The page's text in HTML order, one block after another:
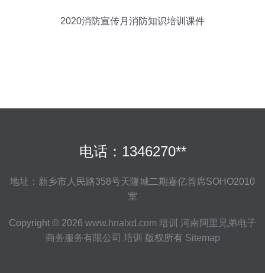
2020消防宣传月消防知识培训课件
电话：1346270**
地址：新乡市人民路358号天隆城二期嘉亿首席SOHO2010
室
Copyright © 2026 www.hnalxd.com 培训
河南阿里兄弟电子
商务服务有限公司 培训 版权所有 Sitemap